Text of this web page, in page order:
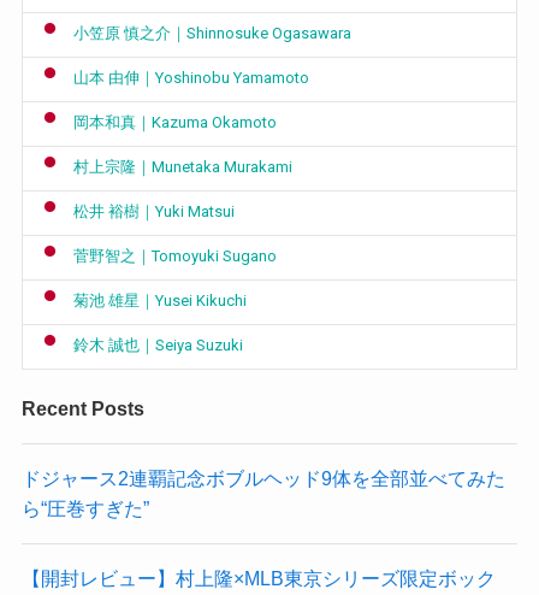
小笠原 慎之介｜Shinnosuke Ogasawara
山本 由伸｜Yoshinobu Yamamoto
岡本和真｜Kazuma Okamoto
村上宗隆｜Munetaka Murakami
松井 裕樹｜Yuki Matsui
菅野智之｜Tomoyuki Sugano
菊池 雄星｜Yusei Kikuchi
鈴木 誠也｜Seiya Suzuki
Recent Posts
ドジャース2連覇記念ボブルヘッド9体を全部並べてみた
ら“圧巻すぎた”
【開封レビュー】村上隆×MLB東京シリーズ限定ボック